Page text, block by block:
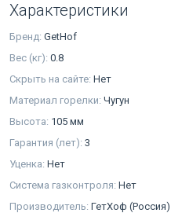
Характеристики
Бренд: GetHof
Вес (кг): 0.8
Скрыть на сайте: Нет
Материал горелки: Чугун
Высота: 105 мм
Гарантия (лет): 3
Уценка: Нет
Система газконтроля: Нет
Производитель: ГетХоф (Россия)